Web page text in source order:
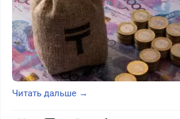
Читать дальше →